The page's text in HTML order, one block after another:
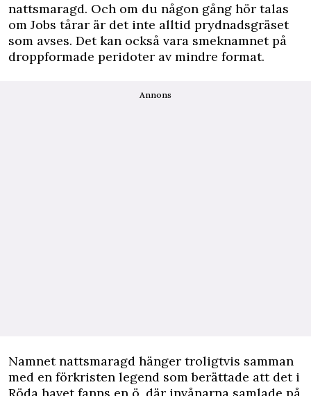
nattsmaragd. Och om du någon gång hör talas
om Jobs tårar är det inte alltid prydnadsgräset
som avses. Det kan också vara smeknamnet på
droppformade peridoter av mindre format.
Annons
Namnet nattsmaragd hänger troligtvis samman
med en förkristen legend som berättade att det i